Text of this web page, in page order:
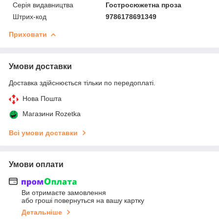
Серія видавництва
Гостросюжетна проза
Штрих-код
9786178691349
Приховати
Умови доставки
Доставка здійснюється тільки по передоплаті.
Нова Пошта
Магазини Rozetka
Всі умови доставки
Умови оплати
Ви отримаєте замовлення
або гроші повернуться на вашу картку
Детальніше